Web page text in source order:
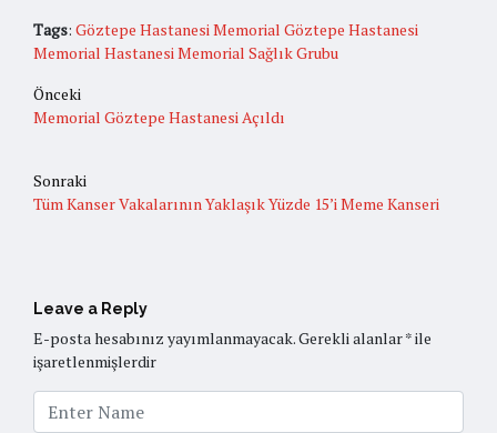
Tags: Göztepe HastanesiMemorial Göztepe Hastanesi
Memorial HastanesiMemorial Sağlık Grubu
Önceki
Memorial Göztepe Hastanesi Açıldı
Sonraki
Tüm Kanser Vakalarının Yaklaşık Yüzde 15’i Meme Kanseri
Leave a Reply
E-posta hesabınız yayımlanmayacak.Gerekli alanlar*ile
işaretlenmişlerdir